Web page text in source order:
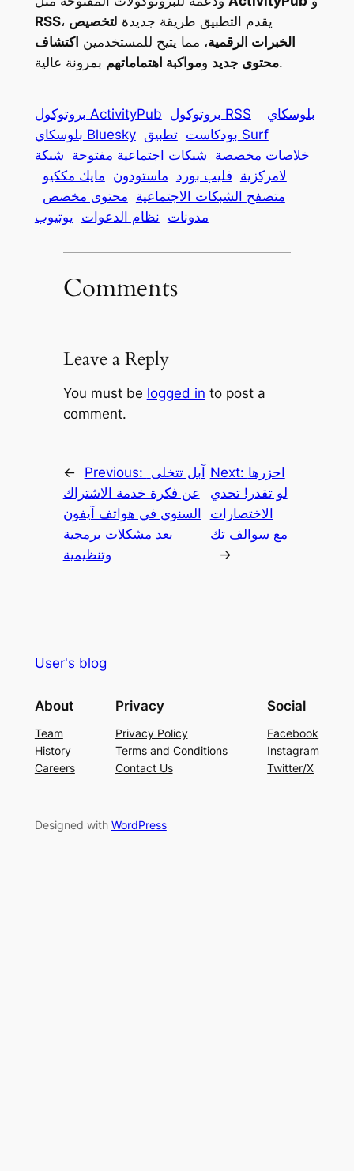
RSS
، يقدم التطبيق طريقة جديدة لتخصيص
الخبرات الرقمية، مما يتيح للمستخدمين اكتشاف
محتوى جديد ومواكبة اهتماماتهم بمرونة عالية.
بروتوكول ActivityPub بروتوكول RSS
بلوسكاي
بلوسكاي Bluesky
بودكاست تطبيق Surf
خلاصات مخصصة شبكات اجتماعية مفتوحة شبكة
لامركزية فليب بورد ماستودون مايك مككيو
متصفح الشبكات الاجتماعية محتوى مخصص
مدونات نظام الدعوات يوتيوب
Comments
Leave a Reply
You must be logged in to post a
comment.
← Previous:
عن فكرة خدمة الاشتراك
السنوي في هواتف آيفون
بعد مشكلات برمجية
وتنظيمية
Next: احزرها
لو تقدر! تحدي
الاختصارات
مع سوالف تك
→
User's blog
About
Team
History
Careers
Privacy
Privacy Policy
Terms and Conditions
Contact Us
Social
Facebook
Instagram
Twitter/X
Designed with WordPress